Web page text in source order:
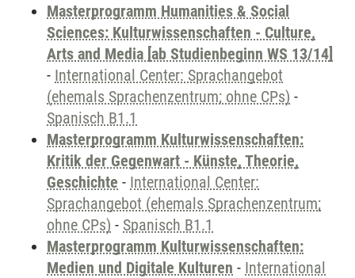
Masterprogramm Humanities & Social
Sciences: Kulturwissenschaften - Culture,
Arts and Media [ab Studienbeginn WS 13/14]
- International Center: Sprachangebot
(ehemals Sprachenzentrum; ohne CPs) -
Spanisch B1.1
Masterprogramm Kulturwissenschaften:
Kritik der Gegenwart - Künste, Theorie,
Geschichte - International Center:
Sprachangebot (ehemals Sprachenzentrum;
ohne CPs) - Spanisch B1.1
Masterprogramm Kulturwissenschaften:
Medien und Digitale Kulturen - International